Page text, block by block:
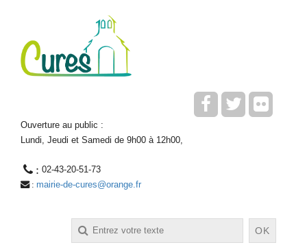
Ouverture au public :
Lundi, Jeudi et Samedi de 9h00 à 12h00,
: 02-43-20-51-73
: mairie-de-cures@orange.fr
OK